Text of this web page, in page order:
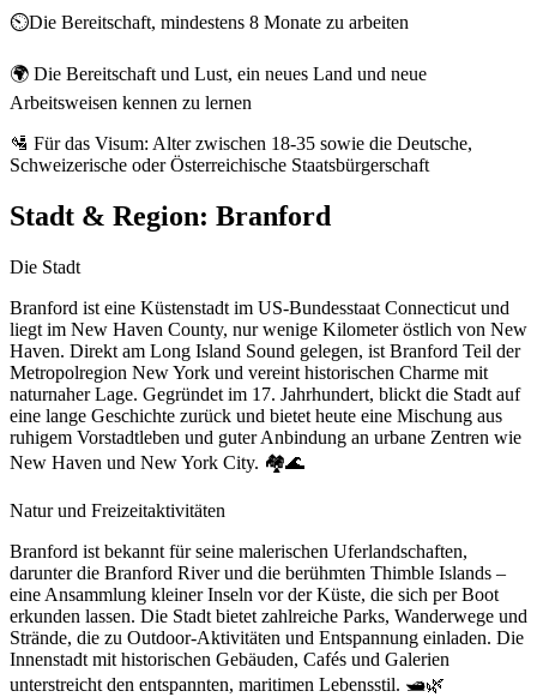
⏲️Die Bereitschaft, mindestens 8 Monate zu arbeiten
🌍 Die Bereitschaft und Lust, ein neues Land und neue
Arbeitsweisen kennen zu lernen
🛂 Für das Visum: Alter zwischen 18-35 sowie die Deutsche,
Schweizerische oder Österreichische Staatsbürgerschaft
Stadt & Region: Branford
Die Stadt
Branford ist eine Küstenstadt im US-Bundesstaat Connecticut und
liegt im New Haven County, nur wenige Kilometer östlich von New
Haven. Direkt am Long Island Sound gelegen, ist Branford Teil der
Metropolregion New York und vereint historischen Charme mit
naturnaher Lage. Gegründet im 17. Jahrhundert, blickt die Stadt auf
eine lange Geschichte zurück und bietet heute eine Mischung aus
ruhigem Vorstadtleben und guter Anbindung an urbane Zentren wie
New Haven und New York City. 🏘️🌊
Natur und Freizeitaktivitäten
Branford ist bekannt für seine malerischen Uferlandschaften,
darunter die Branford River und die berühmten Thimble Islands –
eine Ansammlung kleiner Inseln vor der Küste, die sich per Boot
erkunden lassen. Die Stadt bietet zahlreiche Parks, Wanderwege und
Strände, die zu Outdoor-Aktivitäten und Entspannung einladen. Die
Innenstadt mit historischen Gebäuden, Cafés und Galerien
unterstreicht den entspannten, maritimen Lebensstil. 🛥️🌿